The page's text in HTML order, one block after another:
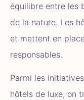
équilibre entre les
de la nature. Les
et mettent en
responsables.
Parmi les
hôtels de luxe, on